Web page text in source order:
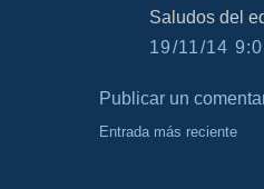
Saludos del
19/11/14
Publicar un
Entrada más reciente